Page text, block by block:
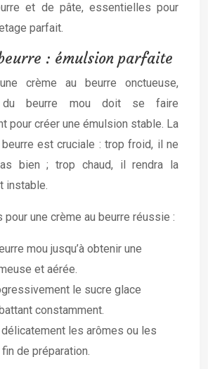
et de pâte, essentielles pour
parfait.
: émulsion parfaite
crème au beurre onctueuse,
du beurre mou doit se faire
pour créer une émulsion stable. La
est cruciale : trop froid, il ne
bien ; trop chaud, il rendra la
instable.
une crème au beurre réussie :
mou jusqu’à obtenir une
et aérée.
le sucre glace
constamment.
les arômes ou les
de préparation.